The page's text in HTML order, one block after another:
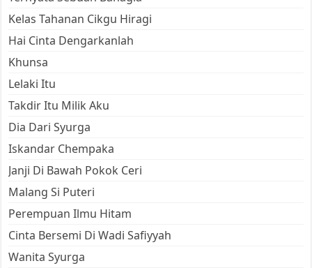
Kelas Tahanan Cikgu Hiragi
Hai Cinta Dengarkanlah
Khunsa
Lelaki Itu
Takdir Itu Milik Aku
Dia Dari Syurga
Iskandar Chempaka
Janji Di Bawah Pokok Ceri
Malang Si Puteri
Perempuan Ilmu Hitam
Cinta Bersemi Di Wadi Safiyyah
Wanita Syurga